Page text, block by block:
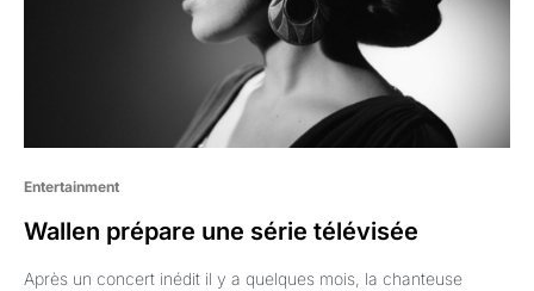
Entertainment
Wallen prépare une série télévisée
Après un concert inédit il y a quelques mois, la chanteuse